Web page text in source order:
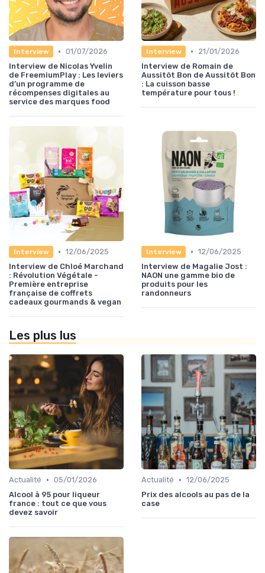
Interview • 01/07/2026
Interview de Nicolas Yvelin
de FreemiumPlay : Les leviers
d’un programme de
récompenses digitales au
service des marques food
Interview •
21/01/2026
Interview de Romain de
Aussitôt Bon de Aussitôt Bon
: La cuisson basse
température pour tous !
Interview • 12/06/2025
Interview de Chloé Marchand
: Révolution Végétale -
Première entreprise
française de coffrets
cadeaux gourmands & vegan
Interview • 12/06/2025
Interview de Magalie Jost :
NAON une gamme bio de
produits pour les
randonneurs
Les plus lus
Actualité • 05/01/2026
Alcool à 95 pour liqueur
france : tout ce que vous
devez savoir
Actualité • 12/06/2025
Prix des alcools au pas de la
case